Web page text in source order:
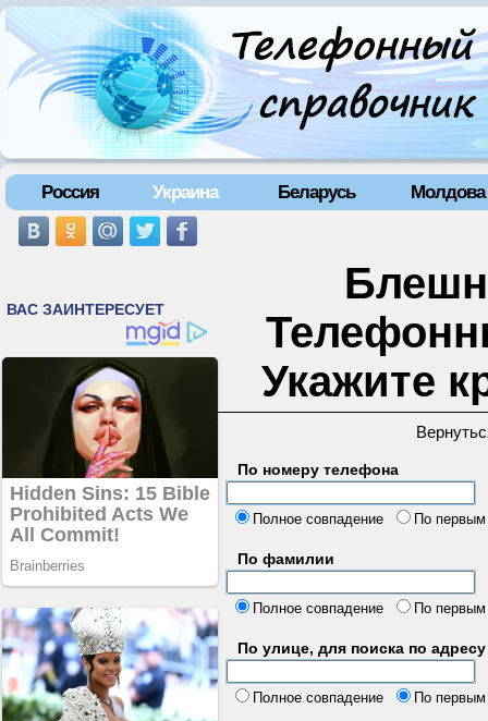
Россия Украина Беларусь Молдова
Укажите
По номеру телефона
Полное совпадение
По
По фамилии
Полное совпадение По
По улице, для поиска по адресу
Полное совпадение
По